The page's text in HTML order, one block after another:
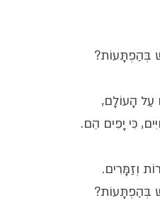
בְּהַפְתָּעוֹת?
הָעוֹלָם,
כִּי יָפִים הֵם.
וְזַמָּרִים.
בְּהַפְתָּעוֹת?